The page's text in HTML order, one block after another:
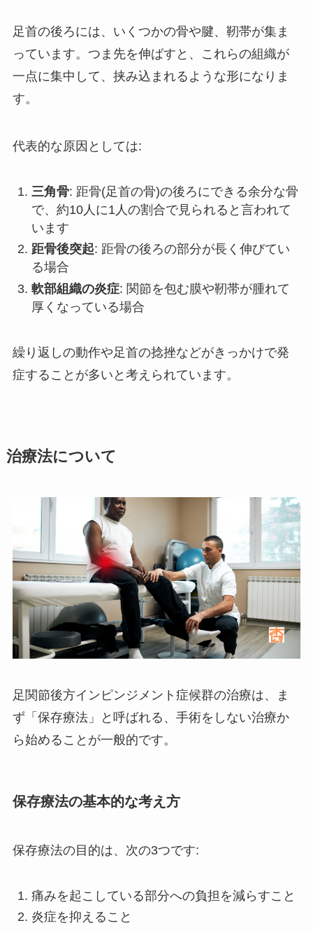
足首の後ろには、いくつかの骨や腱、靭帯が集ま
っています。つま先を伸ばすと、これらの組織が
一点に集中して、挟み込まれるような形になりま
す。
代表的な原因としては:
三角骨: 距骨(足首の骨)の後ろにできる余分な骨
で、約10人に1人の割合で見られると言われて
います
距骨後突起: 距骨の後ろの部分が長く伸びてい
る場合
軟部組織の炎症: 関節を包む膜や靭帯が腫れて
厚くなっている場合
繰り返しの動作や足首の捻挫などがきっかけで発
症することが多いと考えられています。
治療法について
足関節後方インピンジメント症候群の治療は、ま
ず「保存療法」と呼ばれる、手術をしない治療か
ら始めることが一般的です。
保存療法の基本的な考え方
保存療法の目的は、次の3つです:
痛みを起こしている部分への負担を減らすこと
炎症を抑えること